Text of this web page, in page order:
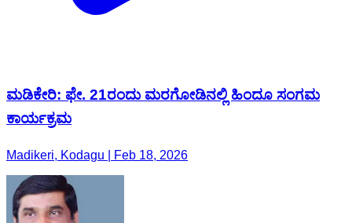
ಮಡಿಕೇರಿ: ಫೇ. 21ರಂದು ಮರಗೋಡಿನಲ್ಲಿ ಹಿಂದೂ ಸಂಗಮ
ಕಾರ್ಯಕ್ರಮ
Madikeri, Kodagu | Feb 18, 2026